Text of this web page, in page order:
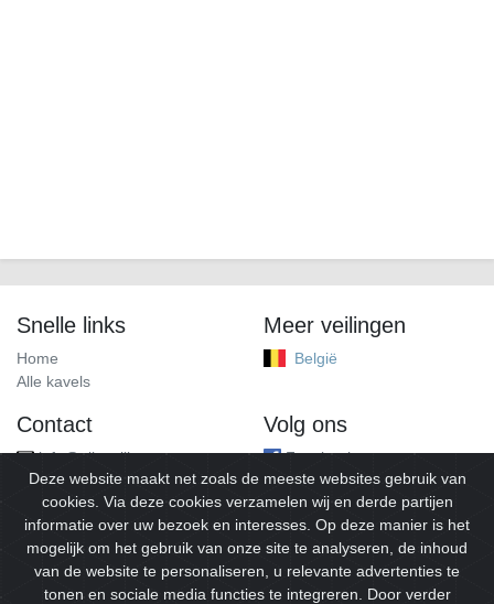
Snelle links
Home
Alle kavels
Meer veilingen
België
Contact
info@alleveilingen.net
Volg ons
Facebook
Deze website maakt net zoals de meeste websites gebruik van
cookies. Via deze cookies verzamelen wij en derde partijen
informatie over uw bezoek en interesses. Op deze manier is het
mogelijk om het gebruik van onze site te analyseren, de inhoud
van de website te personaliseren, u relevante advertenties te
tonen en sociale media functies te integreren. Door verder